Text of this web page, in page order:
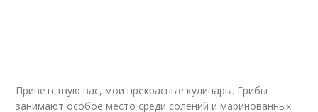
Приветствую вас, мои прекрасные кулинары. Грибы
занимают особое место среди солений и маринованных